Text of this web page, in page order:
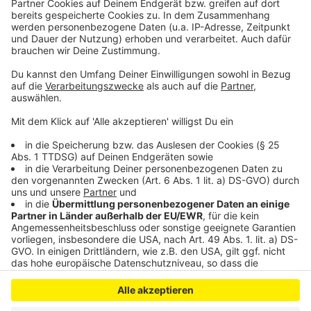
Anzeige
persönlicher Wochenrückblick - so privat wie noch nie,
so lustig wie immer.
Anzeige